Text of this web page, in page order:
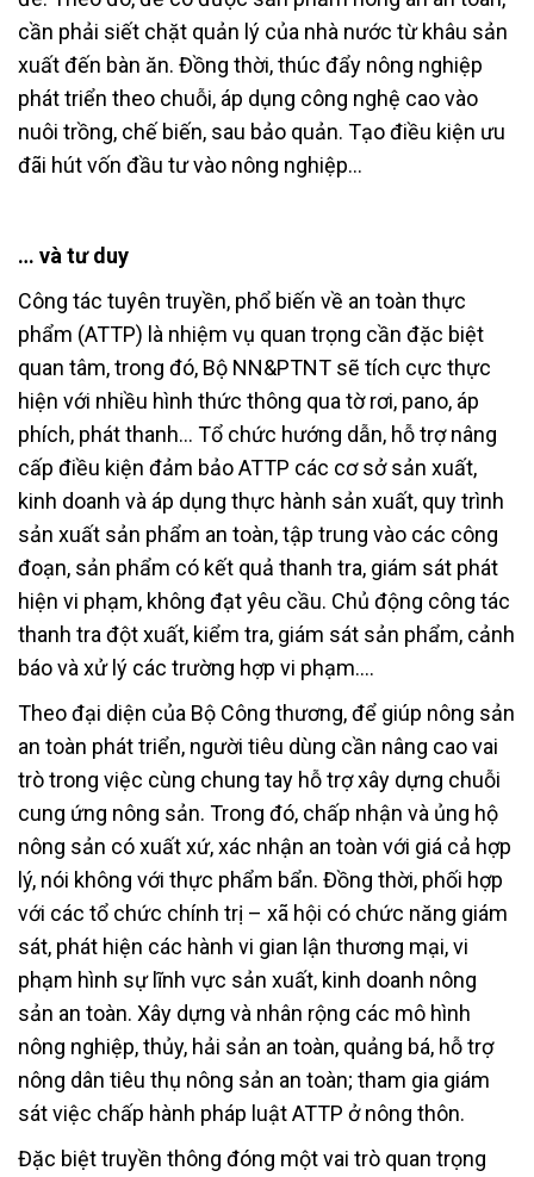
cần phải siết chặt quản lý của nhà nước từ khâu sản
xuất đến bàn ăn. Đồng thời, thúc đẩy nông nghiệp
phát triển theo chuỗi, áp dụng công nghệ cao vào
nuôi trồng, chế biến, sau bảo quản. Tạo điều kiện ưu
đãi hút vốn đầu tư vào nông nghiệp…
… và tư duy
Công tác tuyên truyền, phổ biến về an toàn thực
phẩm (ATTP) là nhiệm vụ quan trọng cần đặc biệt
quan tâm, trong đó, Bộ NN&PTNT sẽ tích cực thực
hiện với nhiều hình thức thông qua tờ rơi, pano, áp
phích, phát thanh… Tổ chức hướng dẫn, hỗ trợ nâng
cấp điều kiện đảm bảo ATTP các cơ sở sản xuất,
kinh doanh và áp dụng thực hành sản xuất, quy trình
sản xuất sản phẩm an toàn, tập trung vào các công
đoạn, sản phẩm có kết quả thanh tra, giám sát phát
hiện vi phạm, không đạt yêu cầu. Chủ động công tác
thanh tra đột xuất, kiểm tra, giám sát sản phẩm, cảnh
báo và xử lý các trường hợp vi phạm….
Theo đại diện của Bộ Công thương, để giúp nông sản
an toàn phát triển, người tiêu dùng cần nâng cao vai
trò trong việc cùng chung tay hỗ trợ xây dựng chuỗi
cung ứng nông sản. Trong đó, chấp nhận và ủng hộ
nông sản có xuất xứ, xác nhận an toàn với giá cả hợp
lý, nói không với thực phẩm bẩn. Đồng thời, phối hợp
với các tổ chức chính trị – xã hội có chức năng giám
sát, phát hiện các hành vi gian lận thương mại, vi
phạm hình sự lĩnh vực sản xuất, kinh doanh nông
sản an toàn. Xây dựng và nhân rộng các mô hình
nông nghiệp, thủy, hải sản an toàn, quảng bá, hỗ trợ
nông dân tiêu thụ nông sản an toàn; tham gia giám
sát việc chấp hành pháp luật ATTP ở nông thôn.
Đặc biệt truyền thông đóng một vai trò quan trọng